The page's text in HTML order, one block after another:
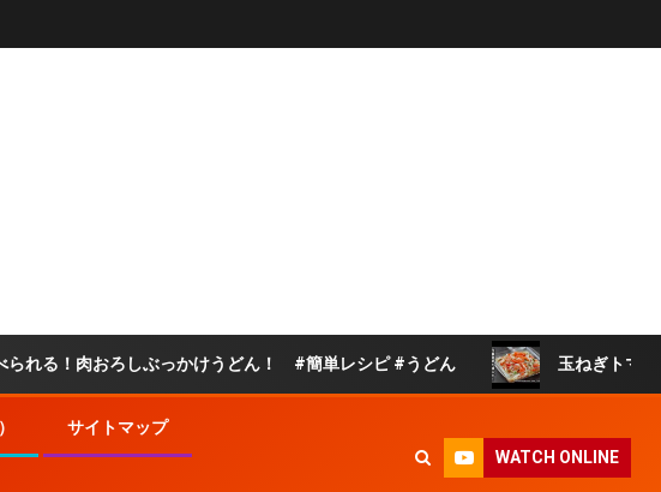
しぶっかけうどん！ #簡単レシピ #うどん 玉ねぎトマト漬け｜切って
サイトマップ
WATCH ONLINE